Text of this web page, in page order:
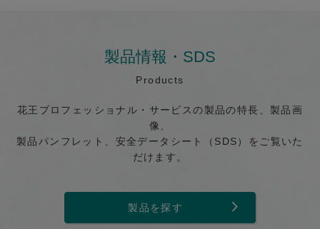
製品情報・SDS
Products
花王プロフェッショナル・サービスの製品の特長、製品画
像、
製品パンフレット、安全データシート（SDS）をご覧いた
だけます。
製品を探す